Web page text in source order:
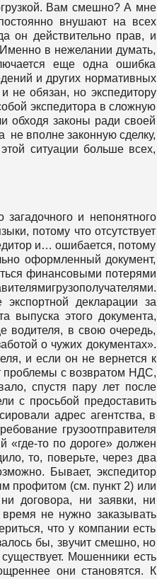
Вам смешно? А мне
внушают на всех
он действительно прав, и
в нежелании думать,
еще одна ошибка
и других нормативных
не обязан, но экспедитору
экспедитора в сложную
обходя законы ради своей
не вполне законную сделку,
ситуации больше всех,
и непонятного
потому что отсутствует
и… ошибается, потому
оформленный документ,
финансовыми потерями
декларации за
выпуска этого документа,
водителя, в свою очередь,
о чужих документах».
и если он не вернется к
проблемы с возвратом НДС,
спустя пару лет после
с просьбой предоставить
адрес агентства, в
грузоотправителя
«где-то по дороге» должен
то, поверьте, через два
Бывает, экспедитор
профитом (см. пункт 2) или
договора, ни заявки, ни
не нужно заказывать
что у компании есть
бы, звучит смешно, но
Мошенники есть
они становятся. К